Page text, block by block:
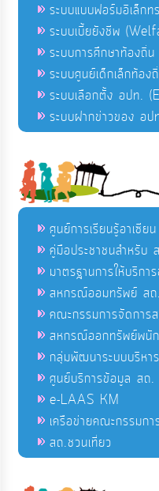
ระบบแบบฟอร์มอิเล็ก
ระบบเบี้ยยังชีพ
ระบบการศึกษาท้องถิ่น
ระบบศูนย์เด็กเล็กท้อง
ระบบเลือกตั้ง อปท.
ระบบฝากข่าวของ อป
ศูนย์การเรียนรู้อาเซีย
คู่มือประชาชนสำหรับ
มาตรฐานการให้บริกา
สหกรณ์ออมทรัพย์ สถ.
คณะกรรมการจัดการ
สหกรณ์ออกทรัพย์พนัก
กลุ่มพัฒนาระบบบริหาร
ศูนย์บริการข้อมูล สถ.
e-LAAS KM
เครือข่ายคณะกรรมก
สถ.ชวนเที่ยว